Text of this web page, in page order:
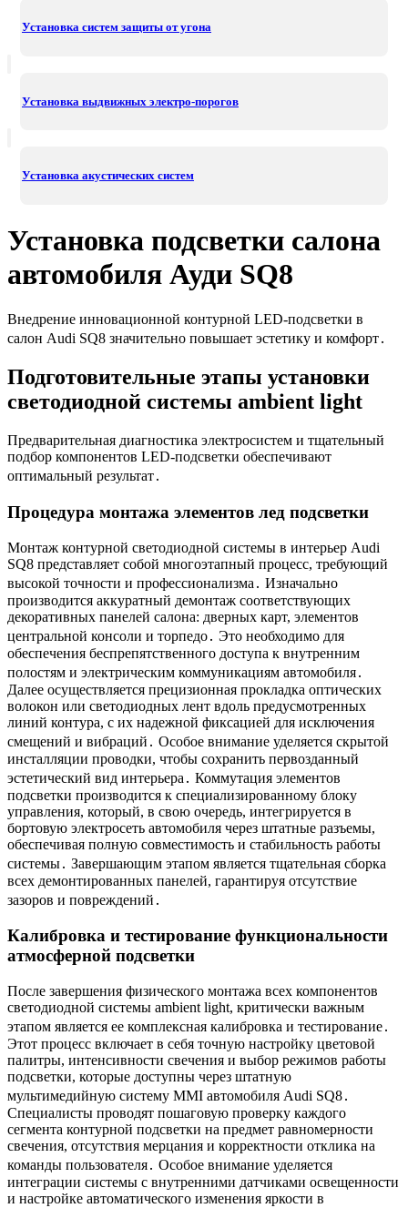
Установка систем защиты от угона
Установка выдвижных электро-порогов
Установка акустических систем
Установка подсветки салона
автомобиля Ауди SQ8
Внедрение инновационной контурной LED-подсветки в
салон Audi SQ8 значительно повышает эстетику и комфорт․
Подготовительные этапы установки
светодиодной системы ambient light
Предварительная диагностика электросистем и тщательный
подбор компонентов LED-подсветки обеспечивают
оптимальный результат․
Процедура монтажа элементов лед подсветки
Монтаж контурной светодиодной системы в интерьер Audi
SQ8 представляет собой многоэтапный процесс, требующий
высокой точности и профессионализма․ Изначально
производится аккуратный демонтаж соответствующих
декоративных панелей салона: дверных карт, элементов
центральной консоли и торпедо․ Это необходимо для
обеспечения беспрепятственного доступа к внутренним
полостям и электрическим коммуникациям автомобиля․
Далее осуществляется прецизионная прокладка оптических
волокон или светодиодных лент вдоль предусмотренных
линий контура, с их надежной фиксацией для исключения
смещений и вибраций․ Особое внимание уделяется скрытой
инсталляции проводки, чтобы сохранить первозданный
эстетический вид интерьера․ Коммутация элементов
подсветки производится к специализированному блоку
управления, который, в свою очередь, интегрируется в
бортовую электросеть автомобиля через штатные разъемы,
обеспечивая полную совместимость и стабильность работы
системы․ Завершающим этапом является тщательная сборка
всех демонтированных панелей, гарантируя отсутствие
зазоров и повреждений․
Калибровка и тестирование функциональности
атмосферной подсветки
После завершения физического монтажа всех компонентов
светодиодной системы ambient light, критически важным
этапом является ее комплексная калибровка и тестирование․
Этот процесс включает в себя точную настройку цветовой
палитры, интенсивности свечения и выбор режимов работы
подсветки, которые доступны через штатную
мультимедийную систему MMI автомобиля Audi SQ8․
Специалисты проводят пошаговую проверку каждого
сегмента контурной подсветки на предмет равномерности
свечения, отсутствия мерцания и корректности отклика на
команды пользователя․ Особое внимание уделяется
интеграции системы с внутренними датчиками освещенности
и настройке автоматического изменения яркости в